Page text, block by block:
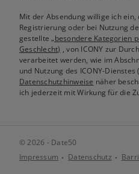
Mit der Absendung willige ich
Registrierung oder bei Nutzung
gestellte„besondere Kategorien
Geschlecht) , von ICONY zur
verarbeitet werden, wie im
und Nutzung des ICONY-
Datenschutzhinweise näher
ich jederzeit mit Wirkung für die
© 2026 - Date50
Impressum
Datenschutz